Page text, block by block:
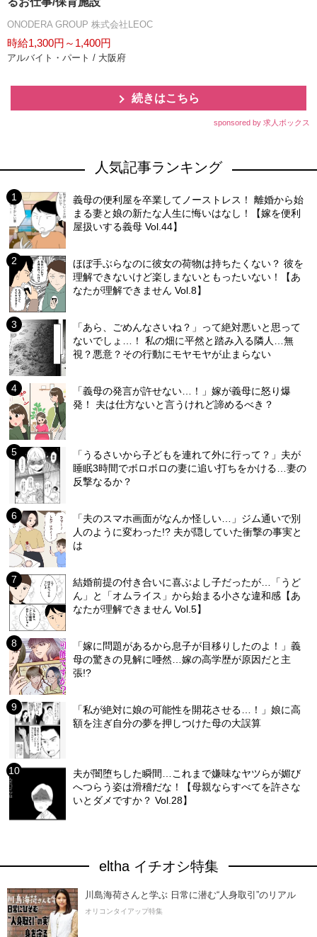
ONODERA GROUP 株式会社LEOC
時給1,300円～1,400円
アルバイト・パート / 大阪府
続きはこちら
sponsored by 求人ボックス
人気記事ランキング
義母の便利屋を卒業してノーストレス！ 離婚から始
まる妻と娘の新たな人生に悔いはなし！【嫁を便利
屋扱いする義母 Vol.44】
ほぼ手ぶらなのに彼女の荷物は持ちたくない？ 彼を
理解できないけど楽しまないともったいない！【あ
なたが理解できません Vol.8】
「あら、ごめんなさいね？」って絶対悪いと思って
ないでしょ…！ 私の畑に平然と踏み入る隣人…無
視？悪意？その行動にモヤモヤが止まらない
「義母の発言が許せない…！」嫁が義母に怒り爆
発！ 夫は仕方ないと言うけれど諦めるべき？
「うるさいから子どもを連れて外に行って？」夫が
睡眠3時間でボロボロの妻に追い打ちをかける…妻の
反撃なるか？
「夫のスマホ画面がなんか怪しい…」ジム通いで別
人のように変わった!? 夫が隠していた衝撃の事実と
は
結婚前提の付き合いに喜ぶよし子だったが…「うど
ん」と「オムライス」から始まる小さな違和感【あ
なたが理解できません Vol.5】
「嫁に問題があるから息子が目移りしたのよ！」義
母の驚きの見解に唖然…嫁の高学歴が原因だと主
張!?
「私が絶対に娘の可能性を開花させる…！」娘に高
額を注ぎ自分の夢を押しつけた母の大誤算
夫が闇堕ちした瞬間…これまで嫌味なヤツらが媚び
へつらう姿は滑稽だな！【母親ならすべてを許さな
いとダメですか？ Vol.28】
eltha イチオシ特集
川島海荷さんと学ぶ 日常に潜む“人身取引”のリアル
オリコンタイアップ特集